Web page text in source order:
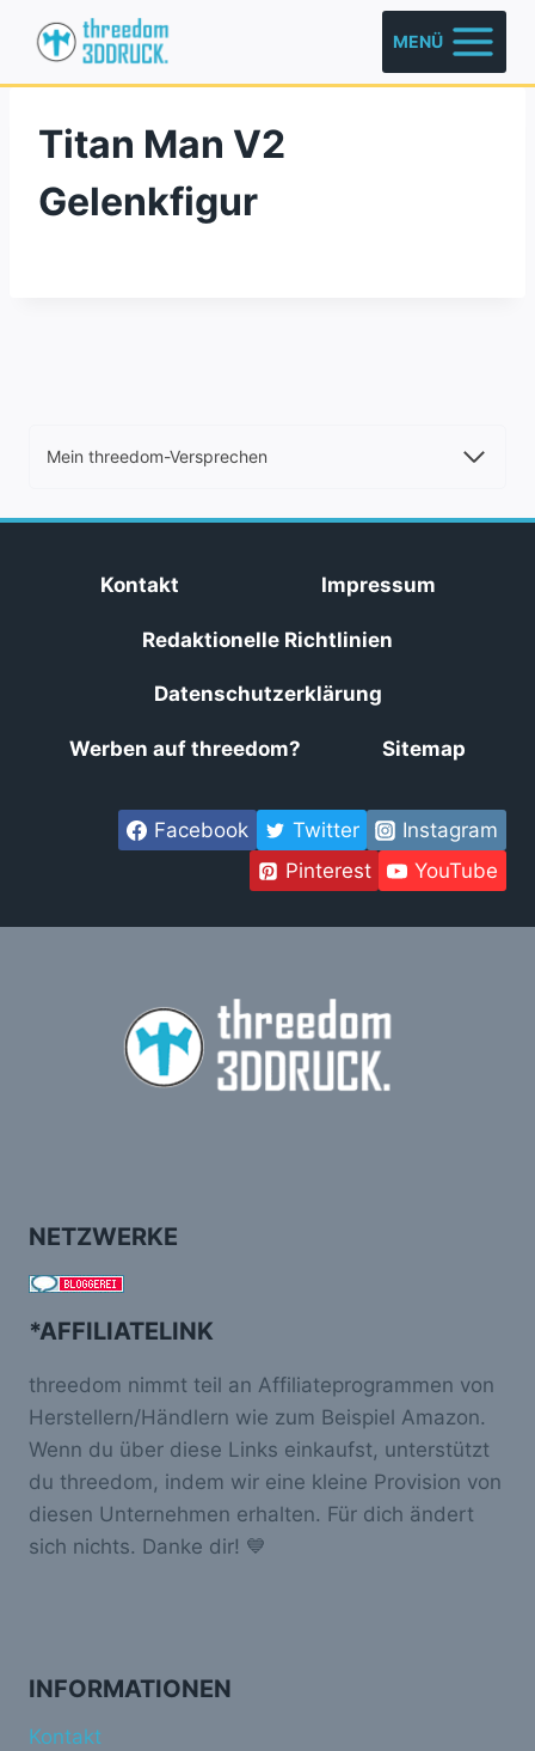
Inhalt
springen
MENÜ
Titan Man V2
Gelenkfigur
Mein threedom-Versprechen
Kontakt Impressum
Redaktionelle Richtlinien
Datenschutzerklärung
Werben auf threedom? Sitemap
Facebook Twitter
Instagram
Pinterest
YouTube
NETZWERKE
*AFFILIATELINK
threedom nimmt teil an Affiliateprogrammen von
Herstellern/Händlern wie zum Beispiel Amazon.
Wenn du über diese Links einkaufst, unterstützt
du threedom, indem wir eine kleine Provision von
diesen Unternehmen erhalten. Für dich ändert
sich nichts. Danke dir! 💙
INFORMATIONEN
Kontakt